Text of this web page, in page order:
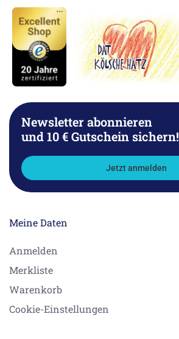
Newsletter abonnieren
und 10 € Gutschein sichern!
Jetzt anmelden
Meine Daten
Anmelden
Merkliste
Warenkorb
Cookie-Einstellungen